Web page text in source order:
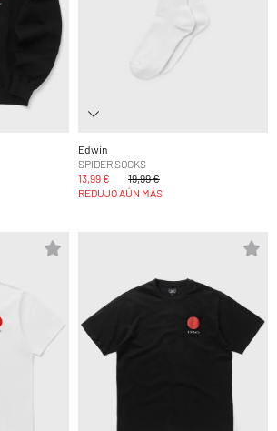
Edwin
SPIDER SOCKS
13,99 €
19,99 €
REDUJO AÚN MÁS